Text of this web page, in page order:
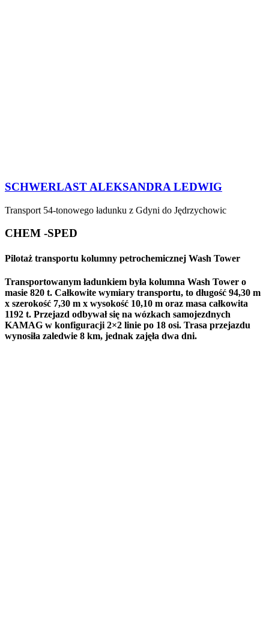
SCHWERLAST ALEKSANDRA LEDWIG
Transport 54-tonowego ładunku z Gdyni do Jędrzychowic
CHEM -SPED
Pilotaż transportu kolumny petrochemicznej Wash Tower
Transportowanym ładunkiem była kolumna Wash Tower o
masie 820 t. Całkowite wymiary transportu, to długość 94,30 m
x szerokość 7,30 m x wysokość 10,10 m oraz masa całkowita
1192 t. Przejazd odbywał się na wózkach samojezdnych
KAMAG w konfiguracji 2×2 linie po 18 osi. Trasa przejazdu
wynosiła zaledwie 8 km, jednak zajęła dwa dni.